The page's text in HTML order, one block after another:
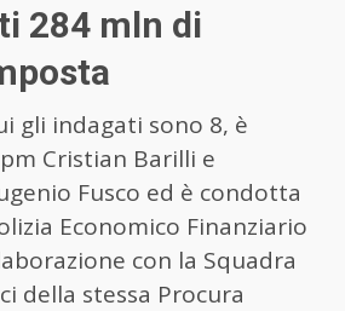
284 mln di
gli indagati sono 8, è
Cristian Barilli e
Fusco ed è condotta
Economico Finanziario
con la Squadra
della stessa Procura